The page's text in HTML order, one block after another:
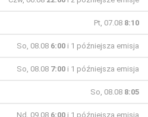
Pt, 07.08 8:10
So, 08.08 6:00 i 1 późniejsza emisja
So, 08.08 7:00 i 1 późniejsza emisja
So, 08.08 8:05
Nd, 09.08 6:00 i 1 późniejsza emisja